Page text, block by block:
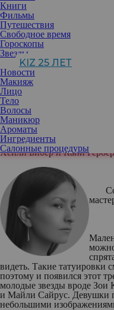
Книги
Фильмы
Путешествия
Свободное время
Гороскопы
Звезды
KIZ 25 ЛЕТ
Новости
Макияж
Лицо
Тело
Волосы
Маникюр
Ароматы
Ингредиенты
Салонные процедуры
Их не по одному десятку у
даже самые крошечные
и красиво. Наш эксперт
внимание, если хочется
Хейли Бибер и Кайи
С
видеть. Такие татуировки
поэтому и появился этот
молодые звезды вроде
и Майли Сайрус. Девушки
небольшими